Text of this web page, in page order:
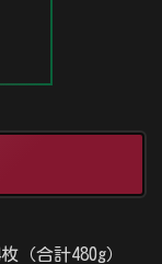
（合計480g）